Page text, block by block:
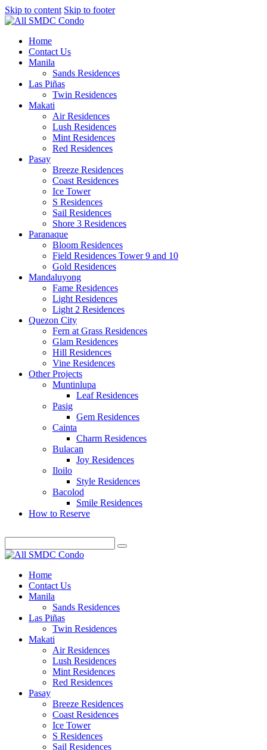
Skip to content Skip to footer
Home
Contact Us
Manila
Sands Residences
Las Piñas
Twin Residences
Makati
Air Residences
Lush Residences
Mint Residences
Red Residences
Pasay
Breeze Residences
Coast Residences
Ice Tower
S Residences
Sail Residences
Shore 3 Residences
Paranaque
Bloom Residences
Field Residences Tower 9 and 10
Gold Residences
Mandaluyong
Fame Residences
Light Residences
Light 2 Residences
Quezon City
Fern at Grass Residences
Glam Residences
Hill Residences
Vine Residences
Other Projects
Muntinlupa
Leaf Residences
Pasig
Gem Residences
Cainta
Charm Residences
Bulacan
Joy Residences
Iloilo
Style Residences
Bacolod
Smile Residences
How to Reserve
Home
Contact Us
Manila
Sands Residences
Las Piñas
Twin Residences
Makati
Air Residences
Lush Residences
Mint Residences
Red Residences
Pasay
Breeze Residences
Coast Residences
Ice Tower
S Residences
Sail Residences